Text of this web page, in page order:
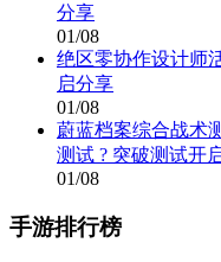
分享
01/08
绝区零协作设计师
启分享
01/08
蔚蓝档案综合战术
测试 ? 突破测试开
01/08
手游排行榜